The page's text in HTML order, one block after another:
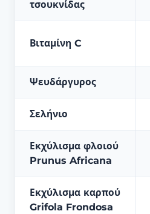
τσουκνίδας
Βιταμίνη C
Ψευδάργυρος
Σελήνιο
Εκχύλισμα φλοιού
Prunus Africana
Εκχύλισμα καρπού
Grifola Frondosa